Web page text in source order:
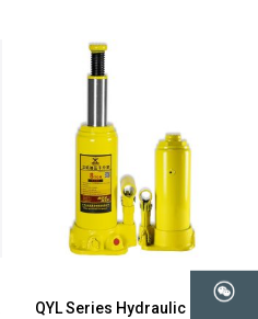
QYL Series Hydraulic Bottle